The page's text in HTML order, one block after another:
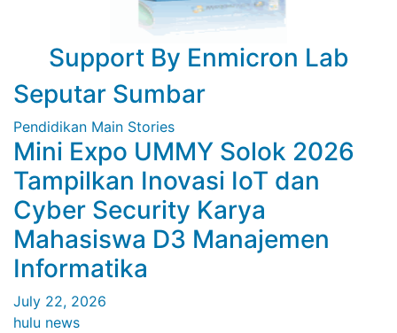
Support By Enmicron Lab
Seputar Sumbar
Pendidikan Main Stories
Mini Expo UMMY Solok 2026
Tampilkan Inovasi IoT dan
Cyber Security Karya
Mahasiswa D3 Manajemen
Informatika
July 22, 2026
hulu news